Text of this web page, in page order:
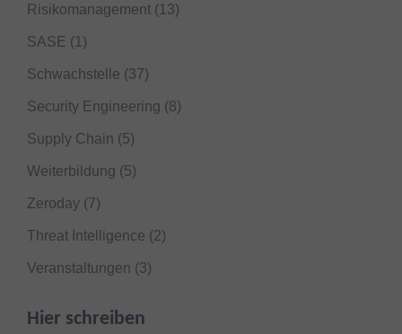
Risikomanagement (13)
SASE (1)
Schwachstelle (37)
Security Engineering (8)
Supply Chain (5)
Weiterbildung (5)
Zeroday (7)
Threat Intelligence (2)
Veranstaltungen (3)
Hier schreiben